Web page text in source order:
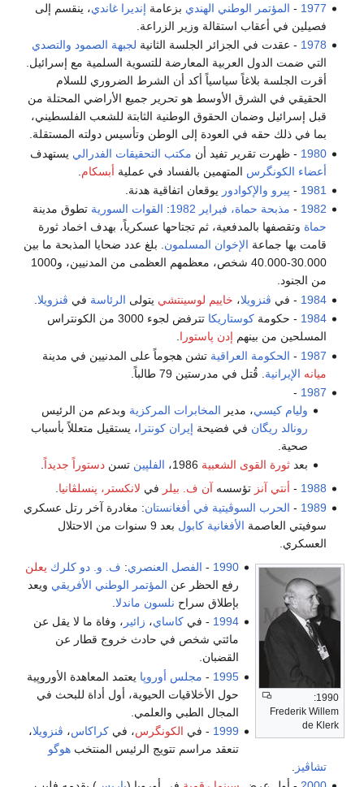
1977
- المؤتمر الوطني الهندي بزعامة إنديرا غاندي، ينقسم إلى
فصيلين في أعقاب استقالة وزير الزراعة.
1978 - عقدت في الجزائر الجلسة الثانية لجبهة الصمود والتصدي
التي ضمت الدول العربية المعارضة للتسوية السلمية مع إسرائيل.
أقرت الجلسة بلاغاً سياسياً أكد أن الشرط الضروري للسلام
الحقيقي في الشرق الأوسط هو تحرير جميع الأراضي المحتلة من
قبل إسرائيل وضمان الحقوق الوطنية الثابتة للشعب الفلسطيني،
بما في ذلك حقه في العودة إلى الوطن وتأسيس دولته المستقلة.
1980 - ظهرت تقرير تفيد أن مكتب التحقيقات الفدرالي يستهدف
أعضاء الكونگرس المتهمين بالفساد في عملية أبسكام
1981
- پيرو والإكوادور يوقعان اتفاقية هدنة.
1982
- مذبحة حماة، فبراير 1982 : القوات السورية تطوق مدينة
حماة وتقصفها بالمدفعية، ثم تجتاحها عسكرياً، بهدف اخماد ثورة
قامت بها جماعة الإخوان المسلمون. بلغ عدد ضحايا المذبحة ما بين
30.000-40.000 شخص، معظمهم العظمى من المدنيين، و1000
من الجنود.
1984 - في ڤنزويلا، خاييم لوسينتشي يتولى الرئاسة في ڤنزويلا
1984 - حكومةكوستاريكا
تترفض لجوء 3000 من الكونتراس
المسلحين من بينهم إدن پاستورا
1987
- الحكومة العراقية تشن هجوماً على المدنيين في مدينة
میانه الإيرانية . قُتل في مدرستين 79 طالباً.
1987
-
وليام كيسي، مدير المخابرات المركزية وبدعم من الرئيس
رونالد ريگان في فضيحة إيران كونترا، يستقيل متعللاً بأسباب
صحية.
بعد ثورة القوى الشعبية الفلپين تسن دستوراً جديداً.
1988
- أنتي آنز تؤسسه آن ف. بيلر في لانكستر، پنسلڤانيا.
1989
- الحرب السوڤيتية في أفغانستان: مغادرة آخر رتل عسكري
سوفيتي العاصمة الأفغانية كابول
بعد 9 سنوات من الاحتلال
العسكري.
1990:
Frederik Willem
de Klerk
1990
- الفصل العنصري: ف. و. دو كلرك يعلن
رفع الحظر عن المؤتمر الوطني الأفريقي ويعد
بإطلاق سراح نلسون ماندلا.
1994 - في كاساي، زائير ، وفاة ما لا يقل عن
مائتي شخص في حادث خروج قطار عن
القضبان.
1995
- مجلس أوروپا يعتمد المعاهدة الأوروپية
حول الأخلاقيات الحيوية، أول أداة للبحث في
المجال الطبي والعلمي.
1999 - في الكونگرس، في كراكاس، ڤنزويلا،
تنعقد مراسم تتويج الرئيس المنتخب هوگو
تشاڤيز